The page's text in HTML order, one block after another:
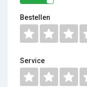
Bestellen
Service